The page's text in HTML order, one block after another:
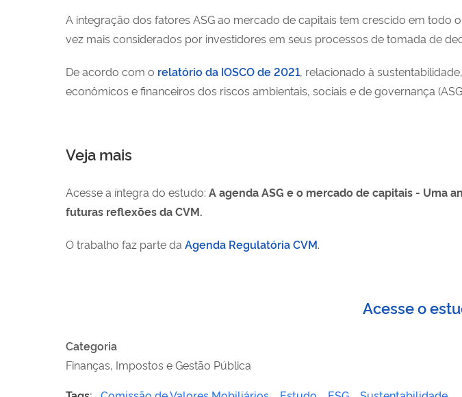
A integração dos fatores ASG ao mercado de capitais tem crescido em
vez mais considerados por investidores em seus processos de tomada de
De acordo com o relatório da IOSCO de 2021, relacionado à
econômicos e financeiros dos riscos ambientais, sociais e de governança
Veja mais
Acesse a íntegra do estudo: A agenda ASG e o mercado de capitais - Uma
futuras reflexões da CVM.
O trabalho faz parte da Agenda Regulatória CVM.
Acesse o
Categoria
Finanças, Impostos e Gestão Pública